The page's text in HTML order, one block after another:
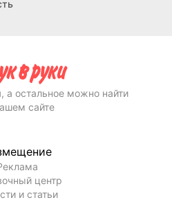
а остальное можно найти
сайте
центр
и статьи